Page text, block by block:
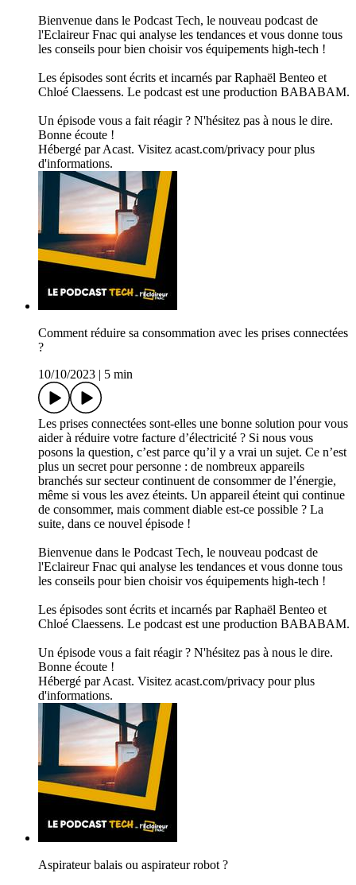
Bienvenue dans le Podcast Tech, le nouveau podcast de
l'Eclaireur Fnac qui analyse les tendances et vous donne tous
les conseils pour bien choisir vos équipements high-tech !
Les épisodes sont écrits et incarnés par Raphaël Benteo et
Chloé Claessens. Le podcast est une production BABABAM.
Un épisode vous a fait réagir ? N'hésitez pas à nous le dire.
Bonne écoute !
Hébergé par Acast. Visitez acast.com/privacy pour plus
d'informations.
Comment réduire sa consommation avec les prises connectées
?
10/10/2023
5 min
Les prises connectées sont-elles une bonne solution pour vous
aider à réduire votre facture d’électricité ? Si nous vous
posons la question, c’est parce qu’il y a vrai un sujet. Ce n’est
plus un secret pour personne : de nombreux appareils
branchés sur secteur continuent de consommer de l’énergie,
même si vous les avez éteints. Un appareil éteint qui continue
de consommer, mais comment diable est-ce possible ? La
suite, dans ce nouvel épisode !
Bienvenue dans le Podcast Tech, le nouveau podcast de
l'Eclaireur Fnac qui analyse les tendances et vous donne tous
les conseils pour bien choisir vos équipements high-tech !
Les épisodes sont écrits et incarnés par Raphaël Benteo et
Chloé Claessens. Le podcast est une production BABABAM.
Un épisode vous a fait réagir ? N'hésitez pas à nous le dire.
Bonne écoute !
Hébergé par Acast. Visitez acast.com/privacy pour plus
d'informations.
Aspirateur balais ou aspirateur robot ?